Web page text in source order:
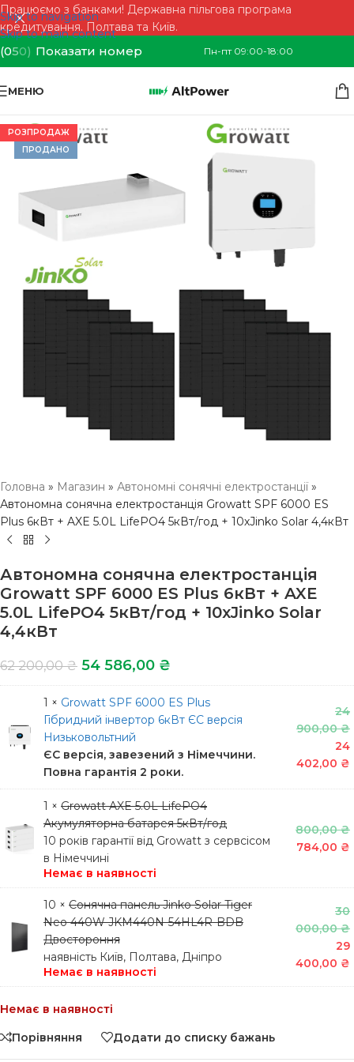
Skip to navigation
Skip to main content
Працюємо з банками! Державна пільгова програма
кредитування. Полтава та Київ.
(050) Показати номер Пн-пт 09:00-18:00
МЕНЮ
РОЗПРОДАЖ
ПРОДАНО
Головна » Магазин » Автономні сонячні електростанції»
Автономна сонячна електростанція Growatt SPF 6000 ES
Plus 6кВт + AXE 5.0L LifePO4 5кВт/год + 10хJinko Solar 4,4кВт
Автономна сонячна електростанція
Growatt SPF 6000 ES Plus 6кВт + AXE
5.0L LifePO4 5кВт/год + 10хJinko Solar
4,4кВт
62 200,00₴ 54 586,00 ₴
1 × Growatt SPF 6000 ES Plus
Гібридний інвертор 6кВт ЄС версія
Низьковольтний
ЄС версія, завезений з Німеччини.
Повна гарантія 2 роки.
24
900,00₴
24
402,00 ₴
1 × Growatt AXE 5.0L LifePO4
Акумуляторна батарея 5кВт/год
10 років гарантії від Growatt з сервсісом
в Німеччині
Немає в наявності
800,00₴
784,00 ₴
10 × Сонячна панель Jinko Solar Tiger
Neo 440W JKM440N-54HL4R-BDB
Двостороння
наявність Київ, Полтава, Дніпро
Немає в наявності
30
000,00₴
29
400,00 ₴
Немає в наявності
Порівняння
Додати до списку бажань